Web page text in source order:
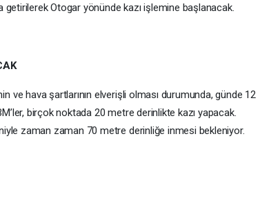
getirilerek Otogar yönünde kazı işlemine başlanacak.
ve hava şartlarının elverişli olması durumunda, günde 12
birçok noktada 20 metre derinlikte kazı yapacak.
zaman zaman 70 metre derinliğe inmesi bekleniyor.